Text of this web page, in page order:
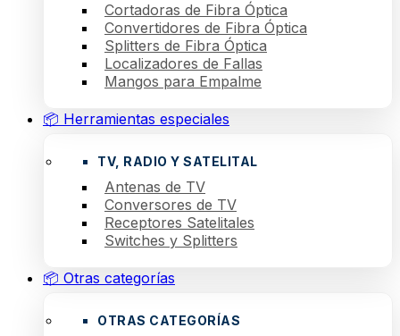
Cortadoras de Fibra Óptica
Convertidores de Fibra Óptica
Splitters de Fibra Óptica
Localizadores de Fallas
Mangos para Empalme
📦 Herramientas especiales
TV, RADIO Y SATELITAL
Antenas de TV
Conversores de TV
Receptores Satelitales
Switches y Splitters
📦 Otras categorías
OTRAS CATEGORÍAS